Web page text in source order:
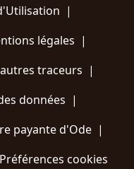
|
légales |
traceurs |
données |
payante d'Ode |
Préférences cookies